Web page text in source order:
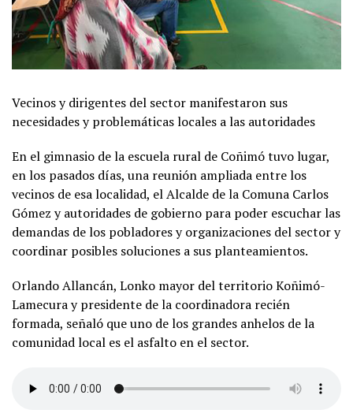
Vecinos y dirigentes del sector manifestaron sus
necesidades y problemáticas locales a las autoridades
En el gimnasio de la escuela rural de Coñimó tuvo lugar,
en los pasados días, una reunión ampliada entre los
vecinos de esa localidad, el Alcalde de la Comuna Carlos
Gómez y autoridades de gobierno para poder escuchar las
demandas de los pobladores y organizaciones del sector y
coordinar posibles soluciones a sus planteamientos.
Orlando Allancán, Lonko mayor del territorio Koñimó-
Lamecura y presidente de la coordinadora recién
formada, señaló que uno de los grandes anhelos de la
comunidad local es el asfalto en el sector.